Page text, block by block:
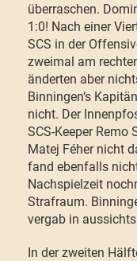
überraschen.
1:0! Nach einer
SCS in der
zweimal am
änderten aber
Binningen‘s
nicht. Der
SCS-Keeper Remo
Matej Féher nicht
fand ebenfalls
Nachspielzeit
Strafraum.
vergab in
In der zweiten